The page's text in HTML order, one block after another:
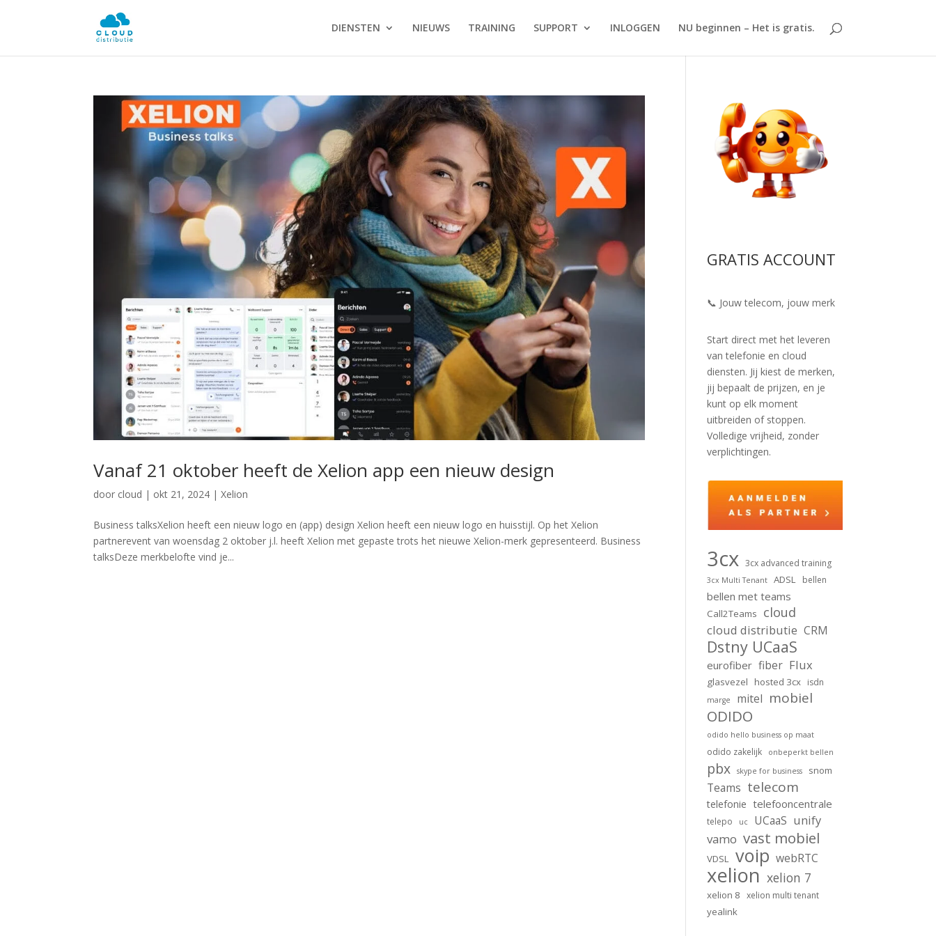
DIENSTEN NIEUWS TRAINING SUPPORT INLOGGEN NU beginnen – Het is gratis.
Vanaf 21 oktober heeft de Xelion app een nieuw design
door cloud | okt 21, 2024 |Xelion
Business talksXelion heeft een nieuw logo en (app) design Xelion heeft een nieuw logo en huisstijl. Op het Xelion
partnerevent van woensdag 2 oktober j.l. heeft Xelion met gepaste trots het nieuwe Xelion-merk gepresenteerd. Business
talksDeze merkbelofte vind je...
GRATIS ACCOUNT
📞 Jouw telecom, jouw merk
Start direct met het leveren
van telefonie en cloud
diensten. Jij kiest de merken,
jij bepaalt de prijzen, en je
kunt op elk moment
uitbreiden of stoppen.
Volledige vrijheid, zonder
verplichtingen.
3cx 3cx advanced training
3cx Multi Tenant ADSL bellen
bellen met teams
Call2Teams cloud
cloud distributie CRM
Dstny UCaaS
eurofiber fiber Flux
glasvezel hosted 3cx isdn
marge mitel mobiel
ODIDO
odido hello business op maat
odido zakelijk onbeperkt bellen
pbx skype for business snom
Teams telecom
telefonie telefooncentrale
telepo uc UCaaS unify
vamo vast mobiel
VDSL voip webRTC
xelion xelion 7
xelion 8 xelion multi tenant
yealink